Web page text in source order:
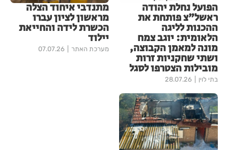
הפועל נחלת יהודה
ראשל"צ פותחת את
ההכנות לליגה
הלאומית: יוגב צמח
מונה למאמן הקבוצה,
ושתי שחקניות זרות
מובילות הצטרפו לסגל
בתי לוין 28.07.26
מתנדבי איחוד הצלה
מראשון לציון עברו
הכשרת לידה והחייאת
יילוד
מערכת האתר 07.07.26